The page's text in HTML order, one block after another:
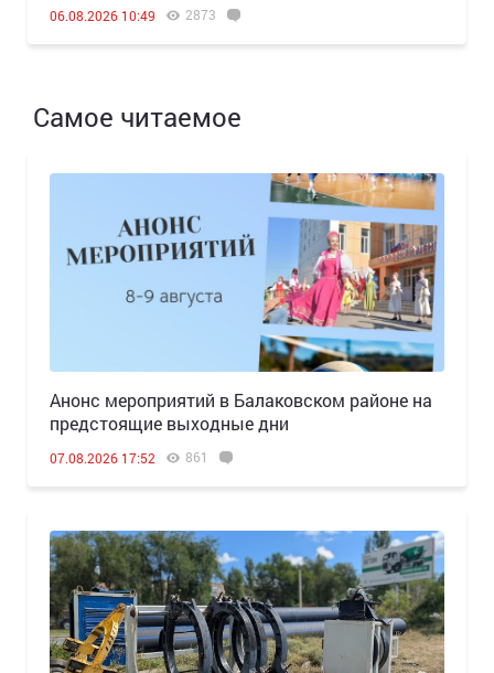
06.08.2026 10:49 2873
Самое читаемое
Анонс мероприятий в Балаковском районе на
предстоящие выходные дни
07.08.2026 17:52 861